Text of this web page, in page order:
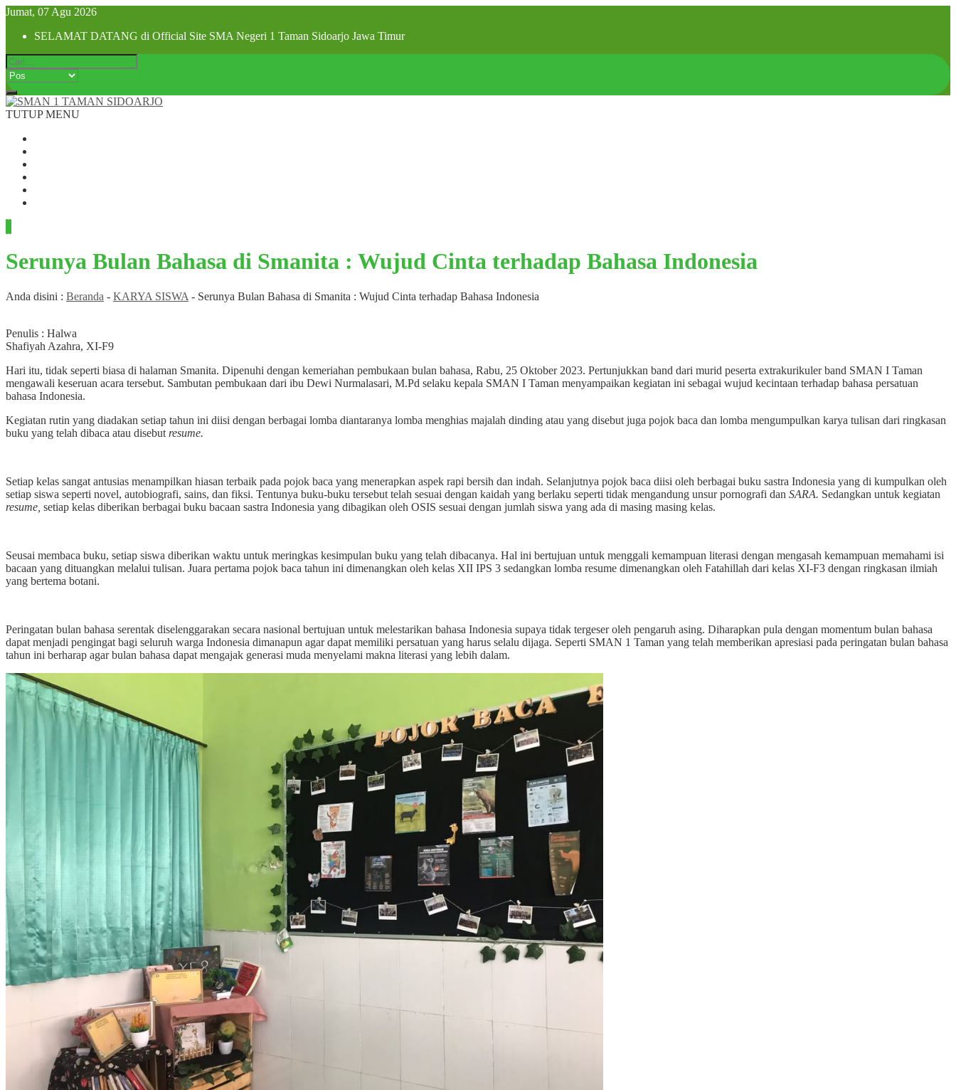
Jumat, 07 Agu 2026
SELAMAT DATANG di Official Site SMA Negeri 1 Taman Sidoarjo Jawa Timur
TUTUP MENU
Serunya Bulan Bahasa di Smanita : Wujud Cinta terhadap Bahasa Indonesia
Anda disini : Beranda - KARYA SISWA - Serunya Bulan Bahasa di Smanita : Wujud Cinta terhadap Bahasa Indonesia
Penulis : Halwa
Shafiyah Azahra, XI-F9
Hari itu, tidak seperti biasa di halaman Smanita. Dipenuhi dengan kemeriahan pembukaan bulan bahasa, Rabu, 25 Oktober 2023. Pertunjukkan band dari murid peserta extrakurikuler band SMAN I Taman
mengawali keseruan acara tersebut. Sambutan pembukaan dari ibu Dewi Nurmalasari, M.Pd selaku kepala SMAN I Taman menyampaikan kegiatan ini sebagai wujud kecintaan terhadap bahasa persatuan
bahasa Indonesia.
Kegiatan rutin yang diadakan setiap tahun ini diisi dengan berbagai lomba diantaranya lomba menghias majalah dinding atau yang disebut juga pojok baca dan lomba mengumpulkan karya tulisan dari ringkasan
buku yang telah dibaca atau disebut resume.
Setiap kelas sangat antusias menampilkan hiasan terbaik pada pojok baca yang menerapkan aspek rapi bersih dan indah. Selanjutnya pojok baca diisi oleh berbagai buku sastra Indonesia yang di kumpulkan oleh
setiap siswa seperti novel, autobiografi, sains, dan fiksi. Tentunya buku-buku tersebut telah sesuai dengan kaidah yang berlaku seperti tidak mengandung unsur pornografi dan SARA. Sedangkan untuk kegiatan
resume, setiap kelas diberikan berbagai buku bacaan sastra Indonesia yang dibagikan oleh OSIS sesuai dengan jumlah siswa yang ada di masing masing kelas.
Seusai membaca buku, setiap siswa diberikan waktu untuk meringkas kesimpulan buku yang telah dibacanya. Hal ini bertujuan untuk menggali kemampuan literasi dengan mengasah kemampuan memahami isi
bacaan yang dituangkan melalui tulisan. Juara pertama pojok baca tahun ini dimenangkan oleh kelas XII IPS 3 sedangkan lomba resume dimenangkan oleh Fatahillah dari kelas XI-F3 dengan ringkasan ilmiah
yang bertema botani.
Peringatan bulan bahasa serentak diselenggarakan secara nasional bertujuan untuk melestarikan bahasa Indonesia supaya tidak tergeser oleh pengaruh asing. Diharapkan pula dengan momentum bulan bahasa
dapat menjadi pengingat bagi seluruh warga Indonesia dimanapun agar dapat memiliki persatuan yang harus selalu dijaga. Seperti SMAN 1 Taman yang telah memberikan apresiasi pada peringatan bulan bahasa
tahun ini berharap agar bulan bahasa dapat mengajak generasi muda menyelami makna literasi yang lebih dalam.